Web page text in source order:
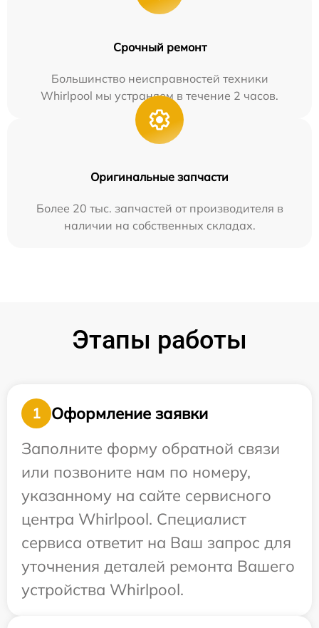
Срочный ремонт
Большинство неисправностей техники
Whirlpool мы устраняем в течение 2 часов.
Оригинальные запчасти
Более 20 тыс. запчастей от производителя в
наличии на собственных складах.
Этапы работы
1
Оформление заявки
Заполните форму обратной связи
или позвоните нам по номеру,
указанному на сайте сервисного
центра Whirlpool. Специалист
сервиса ответит на Ваш запрос для
уточнения деталей ремонта Вашего
устройства Whirlpool.